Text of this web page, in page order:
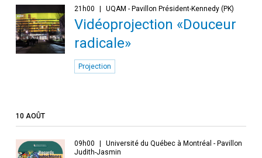
21h00 UQAM - Pavillon Président-Kennedy (PK)
Vidéoprojection «Douceur
radicale»
Projection
10 AOÛT
09h00
Université du Québec à Montréal - Pavillon
Judith-Jasmin